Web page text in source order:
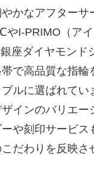
かなアフターサ
やI-PRIMO（ア
銀座ダイヤモンド
で高品質な指輪
ルに選ばれてい
インのバリエー
や刻印サービス
だわりを反映さ